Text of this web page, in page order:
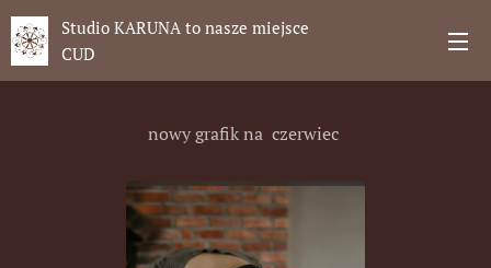
Studio KARUNA to nasze miejsce
CUD
nowy grafik na czerwiec